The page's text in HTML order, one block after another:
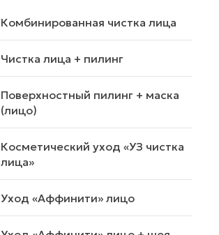
Комбинированная чистка лица
Чистка лица + пилинг
Поверхностный пилинг + маска
(лицо)
Косметический уход «УЗ чистка
лица»
Уход «Аффинити» лицо